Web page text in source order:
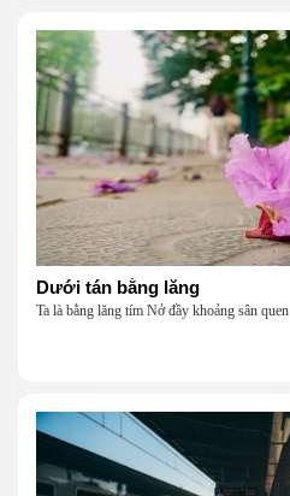
Dưới tán bằng lăng
Ta là bằng lăng tím Nở đầy khoảng sân quen